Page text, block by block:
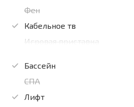
Фен
Кабельное тв
Игровая приставка
Бассейн
СПА
Лифт